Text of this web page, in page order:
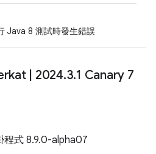
Java 8 測試時發生錯誤
2024.3.1 Canary 7
程式 8.9.0-alpha07